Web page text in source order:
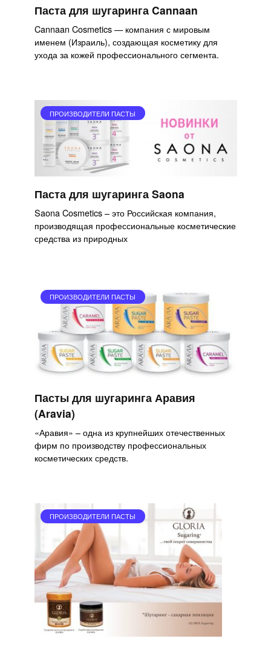
Паста для шугаринга Cannaan
Cannaan Cosmetics — компания с мировым
именем (Израиль), создающая косметику для
ухода за кожей профессионального сегмента.
ПРОИЗВОДИТЕЛИ ПАСТЫ
Паста для шугаринга Saona
Saona Cosmetics – это Российская компания,
производящая профессиональные косметические
средства из природных
ПРОИЗВОДИТЕЛИ ПАСТЫ
Пасты для шугаринга Аравия
(Aravia)
«Аравия» – одна из крупнейших отечественных
фирм по производству профессиональных
косметических средств.
ПРОИЗВОДИТЕЛИ ПАСТЫ